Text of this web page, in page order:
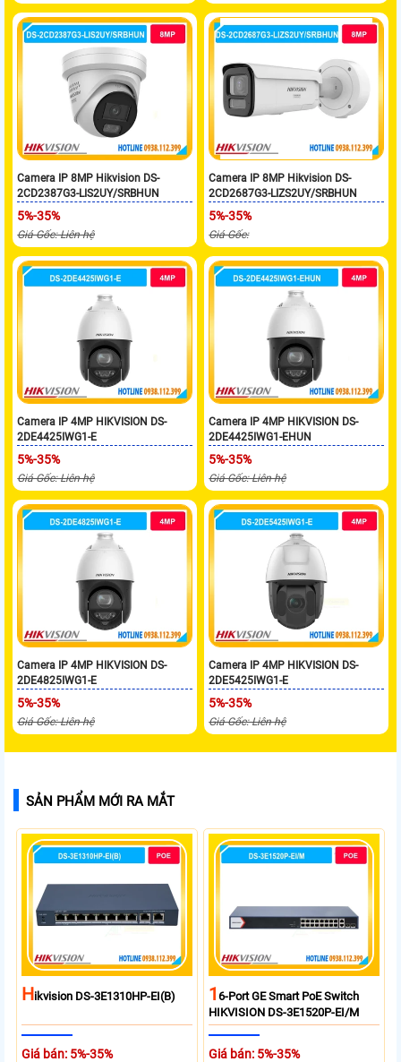
Camera IP 8MP Hikvision DS-
2CD2387G3-LIS2UY/SRBHUN
5%-35%
Giá Gốc: Liên hệ
Camera IP 8MP Hikvision DS-
2CD2687G3-LIZS2UY/SRBHUN
5%-35%
Giá Gốc:
Camera IP 4MP HIKVISION DS-
2DE4425IWG1-E
5%-35%
Giá Gốc: Liên hệ
Camera IP 4MP HIKVISION DS-
2DE4425IWG1-EHUN
5%-35%
Giá Gốc: Liên hệ
Camera IP 4MP HIKVISION DS-
2DE4825IWG1-E
5%-35%
Giá Gốc: Liên hệ
Camera IP 4MP HIKVISION DS-
2DE5425IWG1-E
5%-35%
Giá Gốc: Liên hệ
SẢN PHẨM MỚI RA MẮT
HIkvision DS-3E1310HP-EI(B)
Giá bán: 5%-35%
16-Port GE Smart PoE Switch
HIKVISION DS-3E1520P-EI/M
Giá bán: 5%-35%